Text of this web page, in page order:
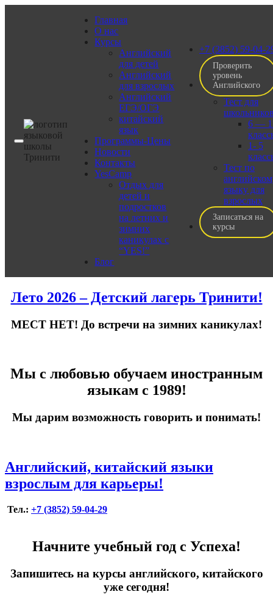
Главная
О нас
Курсы
Английский
для детей
Английский
для взрослых
Английский
ЕГЭ/ОГЭ
китайский
язык
Программы-Цены
Новости
Контакты
YesCamp
Отдых для
детей и
подростков
на летних и
зимних
каникулах с
“YES!”
Блог
+7 (3852) 59-04-
Проверить
уровень
Английского
Тест для
6 —
1- 5
Тест по
языку для
взрослых
Записаться на
курсы
Лето 2026 – Детский лагерь Тринити!
МЕСТ НЕТ! До встречи на зимних каникулах!
Мы с любовью обучаем иностранным
языкам с 1989!
Мы дарим возможность говорить и понимать!
Английский, китайский языки
взрослым для карьеры!
Тел.: +7 (3852) 59-04-29
Начните учебный год с Успеха!
Запишитесь на курсы английского, китайского
уже сегодня!